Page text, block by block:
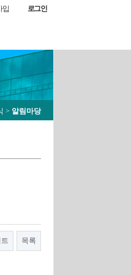
입 로그인
> 알림마당
목록